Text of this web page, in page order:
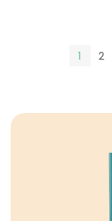
1 2